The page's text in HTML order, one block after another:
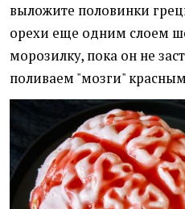
выложите половинки
орехи еще одним слоем
морозилку, пока он не
поливаем "мозги"